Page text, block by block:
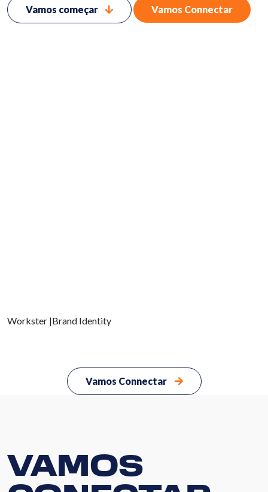
Vamos começar Vamos Connectar
Workster |Brand Identity
Vamos Connectar
VAMOS